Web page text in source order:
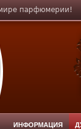
парфюмерии!
ИНФОРМАЦИЯ